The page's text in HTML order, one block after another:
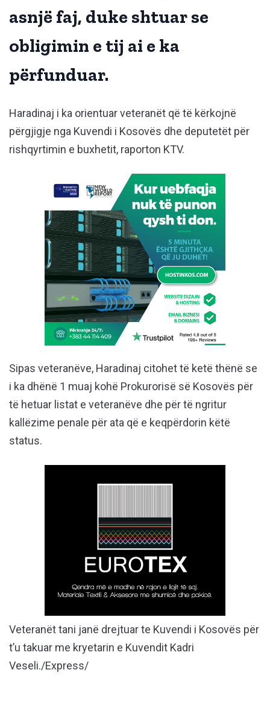
asnjë faj, duke shtuar se
obligimin e tij ai e ka
përfunduar.
Haradinaj i ka orientuar veteranët që të kërkojnë
përgjigje nga Kuvendi i Kosovës dhe deputetët për
rishqyrtimin e buxhetit, raporton KTV.
Sipas veteranëve, Haradinaj citohet të ketë thënë se
i ka dhënë 1 muaj kohë Prokurorisë së Kosovës për
të hetuar listat e veteranëve dhe për të ngritur
kallëzime penale për ata që e keqpërdorin këtë
status.
Veteranët tani janë drejtuar te Kuvendi i Kosovës për
t’u takuar me kryetarin e Kuvendit Kadri
Veseli./Express/